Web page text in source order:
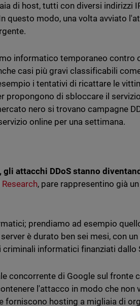
di host, tutti con diversi indirizzi
questo modo, una volta avviato
informatico temporaneo contro
casi più gravi classificabili
i tentativi di ricattare le
propongono di sbloccare il
nero si trovano campagne
online per una settimana.
attacchi DDoS stanno
, pare rappresentino già
prendiamo ad esempio
è durato ben sei mesi, con
informatici finanziati dallo
concorrente di Google sul fronte
l'attacco in modo che non
forniscono hosting a migliaia di